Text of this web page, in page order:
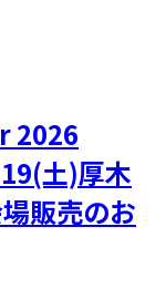
2026
土)厚木
販売のお